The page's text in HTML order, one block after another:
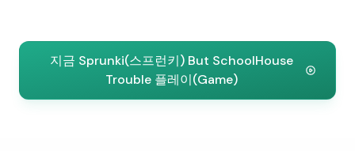
지금 Sprunki(스프런키) But SchoolHouse
Trouble 플레이(Game)